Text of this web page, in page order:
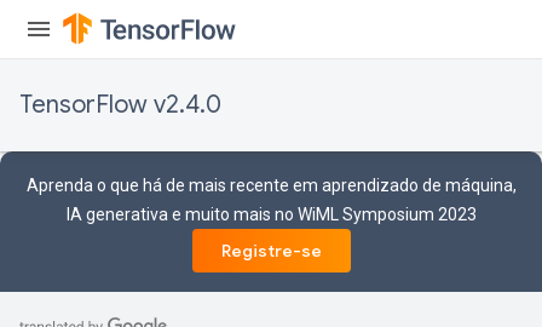
TensorFlow v2.4.0
Aprenda o que há de mais recente em aprendizado de máquina,
IA generativa e muito mais no WiML Symposium 2023
Registre-se